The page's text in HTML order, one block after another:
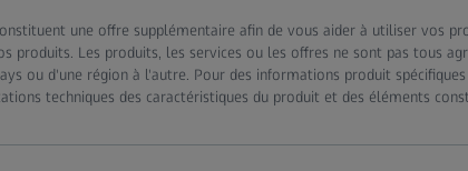
une offre supplémentaire afin de vous aider à utiliser vos
produits. Les produits, les services ou les offres ne sont pas tous
ou d'une région à l'autre. Pour des informations produit
techniques des caractéristiques du produit et des éléments